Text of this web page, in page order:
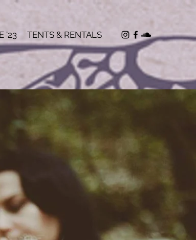
'23 TENTS & RENTALS